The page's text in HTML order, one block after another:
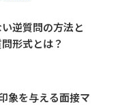
い逆質問の方法と
形式とは？
象を与える面接マ